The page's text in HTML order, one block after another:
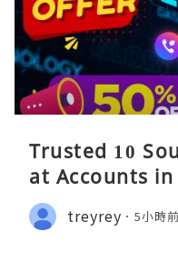
Trusted 10
at Accounts
treyrey 5小時前